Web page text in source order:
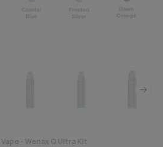
- Wenax Q Ultra Kit